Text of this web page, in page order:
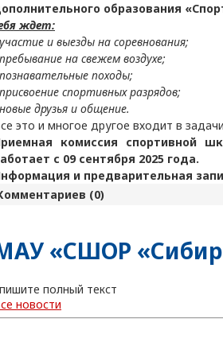
образования
ждет:
и выезды на соревнования;
на свежем воздухе;
походы;
спортивных разрядов;
друзья и общение.
это и многое другое входит в
комиссия спортивной
с 09 сентября 2025 года.
и предварительная
(0)
«СШОР
полный текст
новости